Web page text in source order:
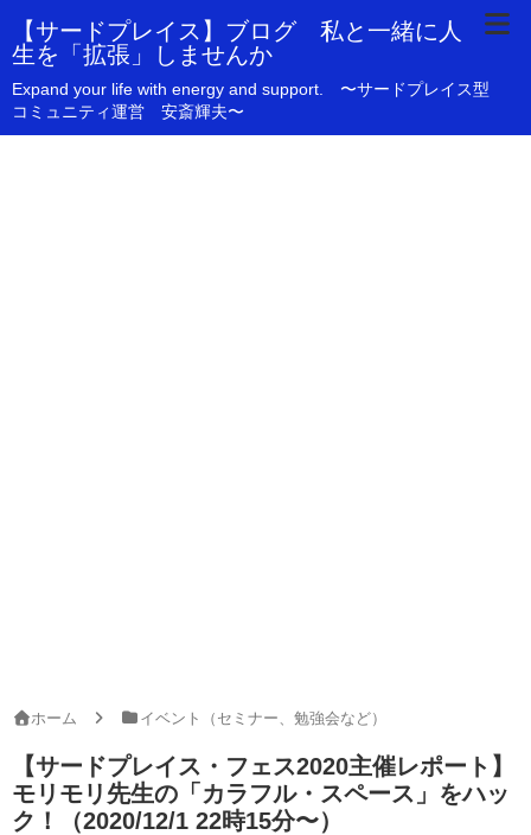
【サードプレイス】ブログ 私と一緒に人
生を「拡張」しませんか
Expand your life with energy and support. 〜サードプレイス型
コミュニティ運営 安斎輝夫〜
ホーム イベント（セミナー、勉強会など）
【サードプレイス・フェス2020主催レポート】
モリモリ先生の「カラフル・スペース」をハッ
ク！（2020/12/1 22時15分〜）